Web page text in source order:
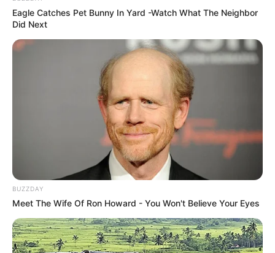
Kończący się tydzień nie przyniósłżadnych informacji na
temat polskich wydań
Eagle Catches Pet Bunny In Yard -Watch What The Neighbor
Did Next
BUZZDAY
Meet The Wife Of Ron Howard - You Won't Believe Your Eyes